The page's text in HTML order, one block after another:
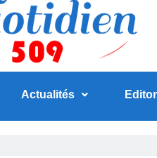
Actualités